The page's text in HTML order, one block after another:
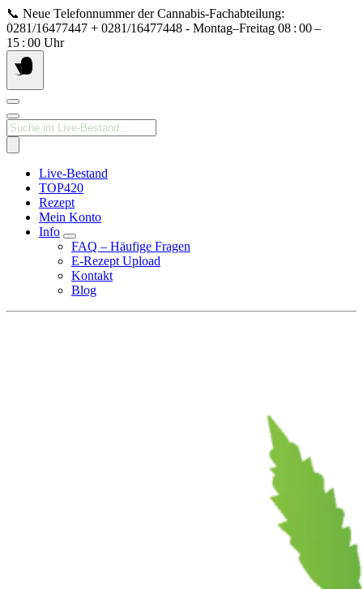
Springe
zum
Inhalt
📞 Neue Telefonnummer der Cannabis‑Fachabteilung:
0281/16477447 + 0281/16477448 - Montag–Freitag 08 : 00 –
15 : 00 Uhr
Products
search
Live-Bestand
TOP420
Rezept
Mein Konto
Info
FAQ – Häufige Fragen
E-Rezept Upload
Kontakt
Blog